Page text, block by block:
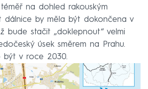
na dohled rakouským
dálnice by měla být dokončena v
bude stačit „doklepnout“ velmi
úsek směrem na Prahu.
být v roce 2030.